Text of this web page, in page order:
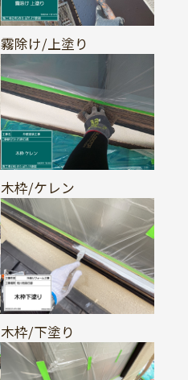
霧除け/上塗り
木枠/ケレン
木枠/下塗り